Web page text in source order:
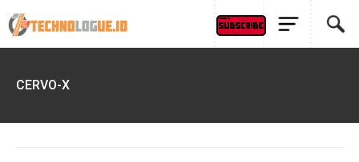
CERVO-X